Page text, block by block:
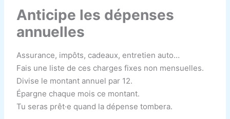
Anticipe les dépenses
annuelles
Assurance, impôts, cadeaux, entretien auto…
Fais une liste de ces charges fixes non mensuelles.
Divise le montant annuel par 12.
Épargne chaque mois ce montant.
Tu seras prêt·e quand la dépense tombera.